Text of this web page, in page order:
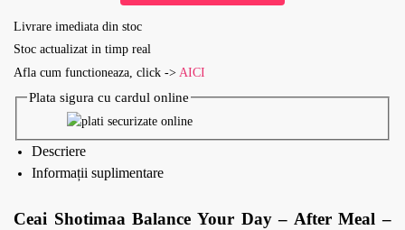
Livrare imediata din stoc
Stoc actualizat in timp real
Afla cum functioneaza, click -> AICI
Plata sigura cu cardul online
Descriere
Informații suplimentare
Ceai Shotimaa Balance Your Day – After Meal –